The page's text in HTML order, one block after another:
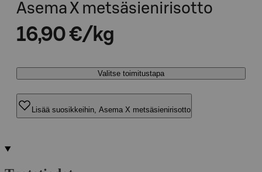
Asema X metsäsienirisotto
16,90 €/kg
Valitse toimitustapa
Lisää suosikkeihin, Asema X metsäsienirisotto